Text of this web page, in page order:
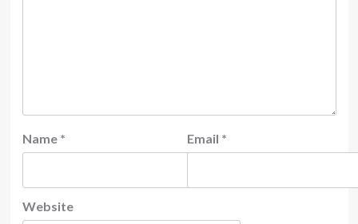
Name * Email *
Website